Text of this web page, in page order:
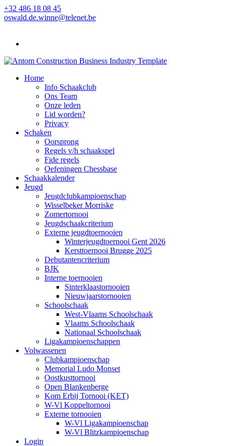
+32 486 18 08 45
oswald.de.winne@telenet.be
Home
Info Schaakclub
Ons Team
Onze leden
Lid worden?
Privacy
Schaken
Oorsprong
Regels v/h schaakspel
Fide regels
Oefeningen Chessbase
Schaakkalender
Jeugd
Jeugdclubkampioenschap
Wisselbeker Morriske
Zomertornooi
Jeugdschaakcriterium
Externe jeugdtoernooien
Winterjeugdtoernooi Gent 2026
Kersttoernooi Brugge 2025
Debutantencriterium
BJK
Interne toernooien
Sinterklaastornooien
Nieuwjaarstornooien
Schoolschaak
West-Vlaams Schoolschaak
Vlaams Schoolschaak
Nationaal Schoolschaak
Ligakampioenschappen
Volwassenen
Clubkampioenschap
Memorial Ludo Monset
Oostkusttornooi
Open Blankenberge
Kom Erbij Tornooi (KET)
W-Vl Koppeltornooi
Externe tornooien
W-Vl Ligakampioenschap
W-Vl Blitzkampioenschap
Login